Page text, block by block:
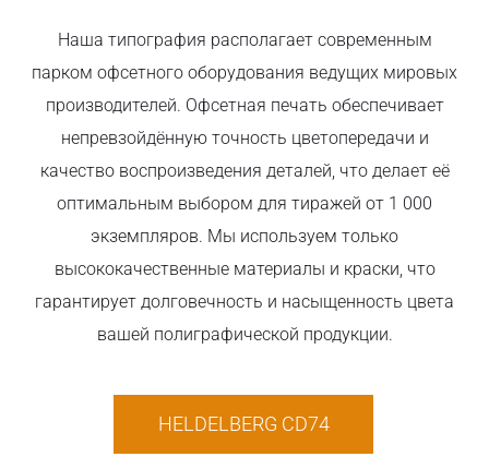
Наша типография располагает современным
парком офсетного оборудования ведущих мировых
производителей. Офсетная печать обеспечивает
непревзойдённую точность цветопередачи и
качество воспроизведения деталей, что делает её
оптимальным выбором для тиражей от 1 000
экземпляров. Мы используем только
высококачественные материалы и краски, что
гарантирует долговечность и насыщенность цвета
вашей полиграфической продукции.
HELDELBERG CD74